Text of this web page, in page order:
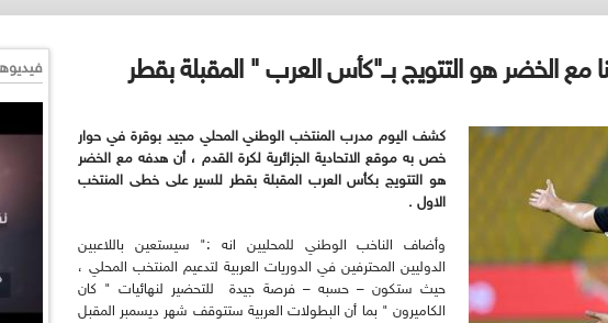
مع الخضر هو التتويج بــ"كأس العرب " المقبلة بقطر
كشف اليوم مدرب المنتخب الوطني المحلي مجيد بوقرة في حوار
خص به موقع الاتحادية الجزائرية لكرة القدم ، أن هدفه مع الخضر
هو التتويج بكأس العرب المقبلة بقطر للسير على خطى المنتخب
الاول .
وأضاف الناخب الوطني للمحليين انه :" سيستعين باللاعبين
الدوليين المحترفين في الدوريات العربية لتدعيم المنتخب المحلي ،
حيث ستكون – حسبه – فرصة جيدة للتحضير لنهائيات " كان
الكاميرون " بما أن البطولات العربية ستتوقف شهر ديسمبر المقبل